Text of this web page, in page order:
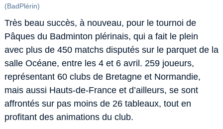
(BadPlérin)
Très beau succès, à nouveau, pour le tournoi de
Pâques du Badminton plérinais, qui a fait le plein
avec plus de 450 matchs disputés sur le parquet de la
salle Océane, entre les 4 et 6 avril. 259 joueurs,
représentant 60 clubs de Bretagne et Normandie,
mais aussi Hauts-de-France et d’ailleurs, se sont
affrontés sur pas moins de 26 tableaux, tout en
profitant des animations du club.